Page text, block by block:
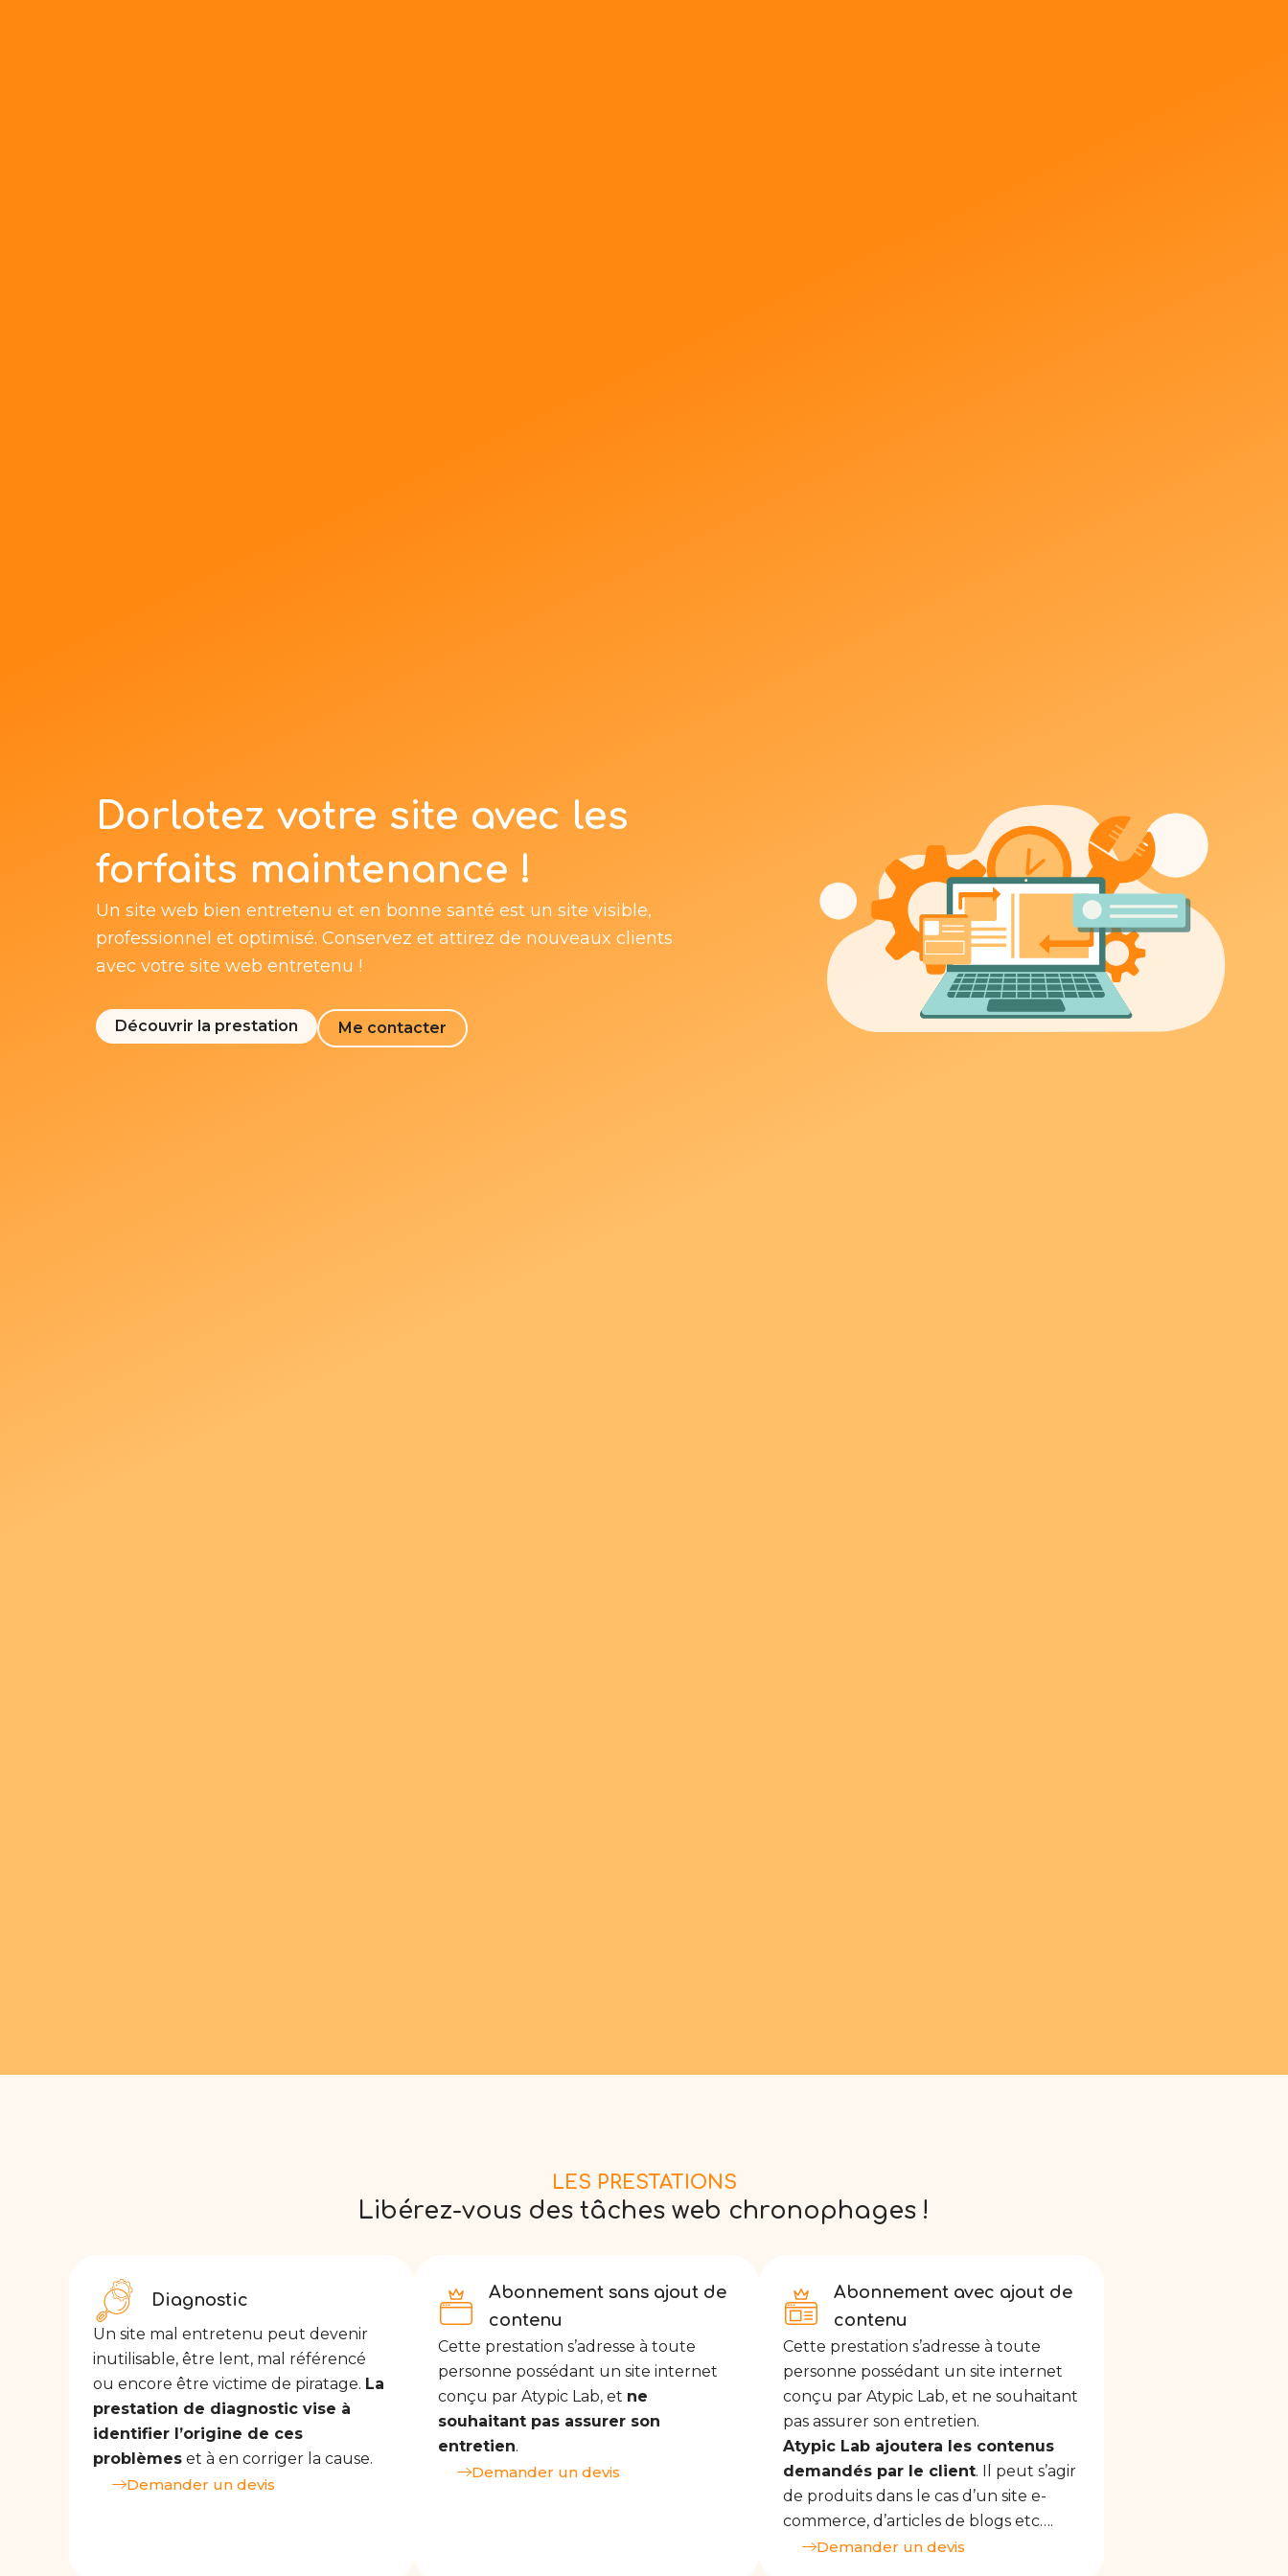
Dorlotez votre site avec les
forfaits maintenance !
Un site web bien entretenu et en bonne santé est un site visible,
professionnel et optimisé. Conservez et attirez de nouveaux clients
avec votre site web entretenu !
Découvrir la prestation Me contacter
LES PRESTATIONS
Libérez-vous des tâches web chronophages !
Diagnostic
Un site mal entretenu peut devenir
inutilisable, être lent, mal référencé
ou encore être victime de piratage. La
prestation de diagnostic vise à
identifier l’origine de ces
problèmes et à en corriger la cause.
Demander un devis
Abonnement sans ajout de
contenu
Cette prestation s’adresse à toute
personne possédant un site internet
conçu par Atypic Lab, et ne
souhaitant pas assurer son
entretien.
Demander un devis
Abonnement avec ajout de
contenu
Cette prestation s’adresse à toute
personne possédant un site internet
conçu par Atypic Lab, et ne souhaitant
pas assurer son entretien.
Atypic Lab ajoutera les contenus
demandés par le client. Il peut s’agir
de produits dans le cas d’un site e-
commerce, d’articles de blogs etc….
Demander un devis